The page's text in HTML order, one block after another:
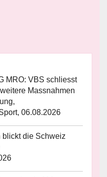
MRO: VBS schliesst
Massnahmen
06.08.2026
blickt die Schweiz